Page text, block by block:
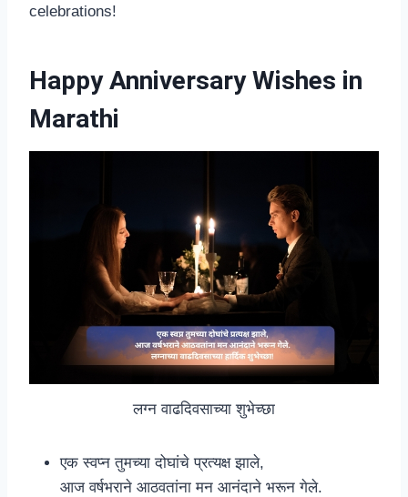
celebrations!
Happy Anniversary Wishes in
Marathi
लग्न वाढदिवसाच्या शुभेच्छा
एक स्वप्न तुमच्या दोघांचे प्रत्यक्ष झाले,
आज वर्षभराने आठवतांना मन आनंदाने भरून गेले.